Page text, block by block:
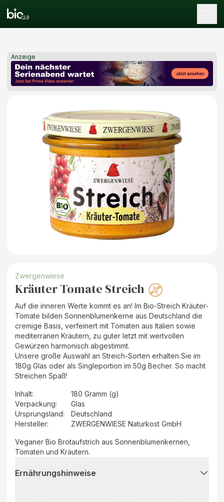
Anzeige
Zwergenwiese
Kräuter Tomate Streich
Auf die inneren Werte kommt es an! Im Bio-Streich Kräuter-
Tomate bilden Sonnenblumenkerne aus Deutschland die
cremige Basis, verfeinert mit Tomaten aus Italien sowie
mediterranen Kräutern, zu guter letzt mit wertvollen
Gewürzen harmonisch abgestimmt.
Unsere große Auswahl an Streich-Sorten erhalten Sie im
180g Glas oder als Singleportion im 50g Becher. So macht
Streichen Spaß!
Inhalt:
180 Gramm (g)
Verpackung:
Glas
Ursprungsland:
Deutschland
Hersteller: ZWERGENWIESE Naturkost GmbH
Veganer Bio Brotaufstrich aus Sonnenblumenkernen,
Tomaten und Kräutern.
Ernährungshinweise